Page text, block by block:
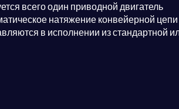
всего один приводной двигатель
натяжение конвейерной
в исполнении из стандартной